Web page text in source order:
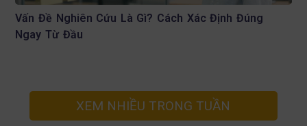
Vấn Đề Nghiên Cứu Là Gì? Cách Xác Định Đúng
Ngay Từ Đầu
XEM NHIỀU TRONG TUẦN